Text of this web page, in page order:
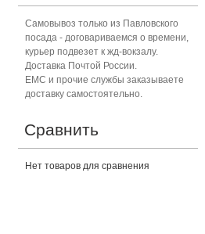
Самовывоз только из Павловского
посада - договариваемся о времени,
курьер подвезет к жд-вокзалу.
Доставка Почтой России.
ЕМС и прочие службы заказываете
доставку самостоятельно.
Сравнить
Нет товаров для сравнения